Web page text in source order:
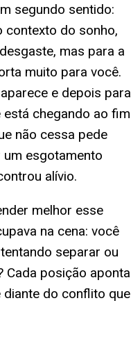
segundo sentido:
contexto do sonho,
mas para a
muito para você.
e depois para
chegando ao fim
não cessa pede
esgotamento
alívio.
melhor esse
na cena: você
separar ou
Cada posição aponta
do conflito que